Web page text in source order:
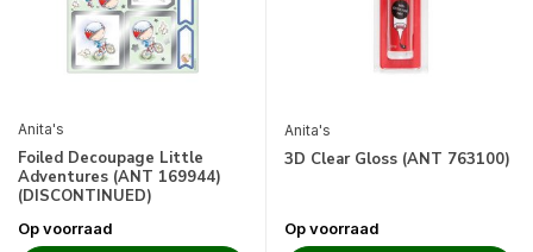
Anita's
Foiled Decoupage Little
Adventures (ANT 169944)
(DISCONTINUED)
Op voorraad
Anita's
3D Clear Gloss (ANT 763100)
Op voorraad